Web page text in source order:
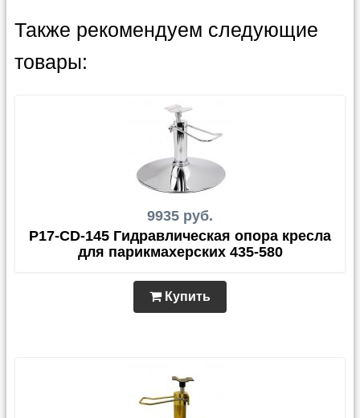
Также рекомендуем следующие
товары:
9935 руб.
Р17-CD-145 Гидравлическая опора кресла
для парикмахерских 435-580
Купить